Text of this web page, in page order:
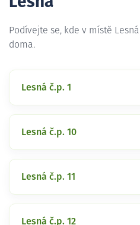
Podívejte se, kde v místě
doma.
Lesná č.p. 1
Lesná č.p. 10
Lesná č.p. 11
Lesná č.p. 12